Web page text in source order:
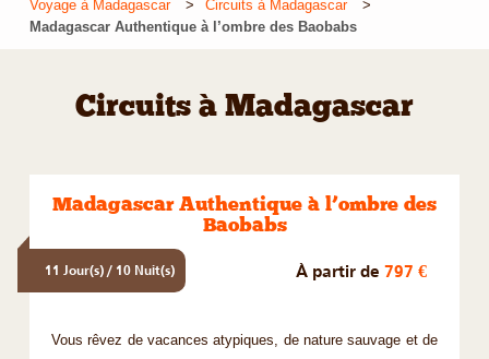
Voyage à Madagascar
Circuits à Madagascar
Madagascar Authentique à l’ombre des Baobabs
Circuits à Madagascar
Madagascar Authentique à l’ombre des
Baobabs
11 Jour(s) / 10 Nuit(s) À partir de 797 €
Vous rêvez de vacances atypiques, de nature sauvage et de